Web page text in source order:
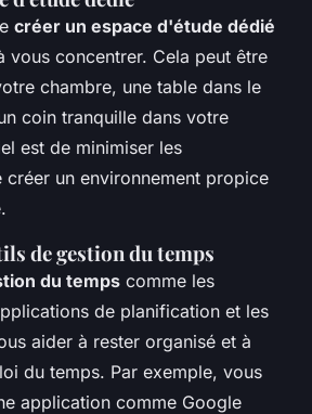
créer un espace d'étude dédié
vous concentrer. Cela peut être
chambre, une table dans le
coin tranquille dans votre
est de minimiser les
un environnement propice
de gestion du temps
du temps comme les
de planification et les
aider à rester organisé et à
du temps. Par exemple, vous
application comme Google